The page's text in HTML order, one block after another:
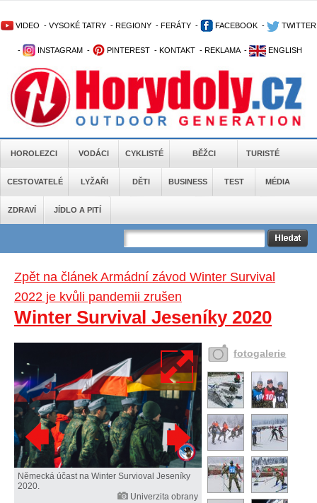
VIDEO - VYSOKÉ TATRY - REGIONY - FERÁTY - FACEBOOK - TWITTER
- INSTAGRAM - PINTEREST - KONTAKT - REKLAMA - ENGLISH
HOROLEZCI VODÁCI CYKLISTÉ BĚŽCI TURISTÉ
CESTOVATELÉ LYŽAŘI DĚTI BUSINESS TEST MÉDIA
ZDRAVÍ JÍDLO A PITÍ
Zpět na článek Armádní závod Winter Survival
2022 je kvůli pandemii zrušen
Winter Survival Jeseníky 2020
Německá účast na Winter Survioval Jeseníky
2020.
Univerzita obrany
fotogalerie